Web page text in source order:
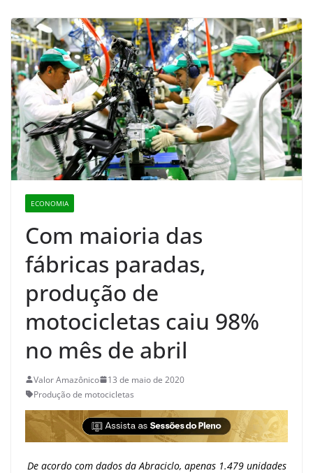
ECONOMIA
Com maioria das
fábricas paradas,
produção de
motocicletas caiu 98%
no mês de abril
Valor Amazônico
13 de maio de 2020
Produção de motocicletas
De acordo com dados da Abraciclo, apenas 1.479 unidades